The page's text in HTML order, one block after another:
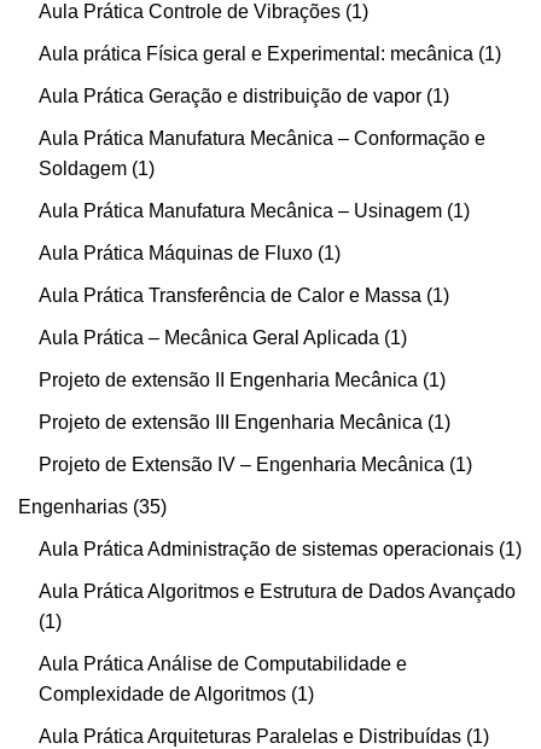
Aula Prática Controle de Vibrações 1
Aula prática Física geral e Experimental: mecânica 1
Aula Prática Geração e distribuição de vapor 1
Aula Prática Manufatura Mecânica – Conformação e
Soldagem 1
Aula Prática Manufatura Mecânica – Usinagem 1
Aula Prática Máquinas de Fluxo 1
Aula Prática Transferência de Calor e Massa 1
Aula Prática – Mecânica Geral Aplicada 1
Projeto de extensão II Engenharia Mecânica 1
Projeto de extensão III Engenharia Mecânica 1
Projeto de Extensão IV – Engenharia Mecânica 1
Engenharias 35
Aula Prática Administração de sistemas operacionais 1
Aula Prática Algoritmos e Estrutura de Dados Avançado
1
Aula Prática Análise de Computabilidade e
Complexidade de Algoritmos 1
Aula Prática Arquiteturas Paralelas e Distribuídas 1